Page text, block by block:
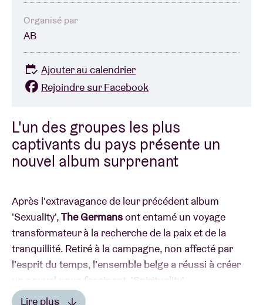
L'un des groupes les plus
captivants du pays présente un
nouvel album surprenant
Après l'extravagance de leur précédent album
'Sexuality',The Germansont entamé un voyage
transformateur à la recherche de la paix et de la
tranquillité. Retiré à la campagne, non affecté par
l'esprit du temps, l'ensemble belge a réussi à créer
un nouvel opus fascinant, 'Spirituality'.
Lire plus
Organisé par
AB
Ajouter au calendrier
Rejoindre sur Facebook